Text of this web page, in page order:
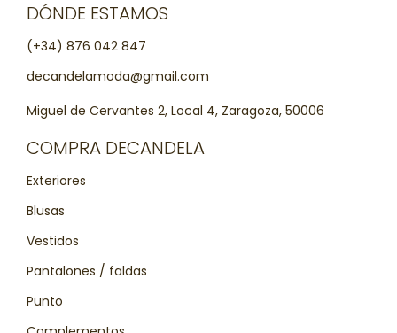
DÓNDE ESTAMOS
(+34) 876 042 847
decandelamoda@gmail.com
Miguel de Cervantes 2, Local 4, Zaragoza, 50006
COMPRA DECANDELA
Exteriores
Blusas
Vestidos
Pantalones / faldas
Punto